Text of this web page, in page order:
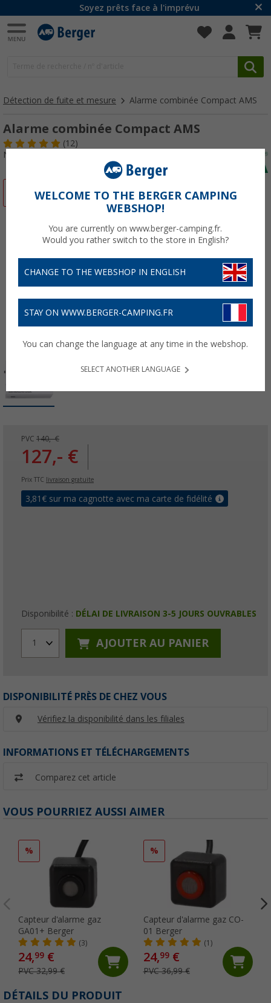
Soyez prêts face à l'imprévu
Détection de fuite et mesure Alarme combinée Compact AMS
Alarme combinée Compact AMS
(12)
N° d'art : 467630
-9%
PVC 140,- €
127,- €
Prix TTC livraison gratuite
3,81 € sur ma cagnotte avec ma carte de fidélité
Disponibilité : DÉLAI DE LIVRAISON 3-5 JOURS OUVRABLES
1 AJOUTER AU PANIER
DISPONIBILITÉ PRÈS DE CHEZ VOUS
Vérifiez la disponibilité dans les filiales
INFORMATIONS ET TÉLÉCHARGEMENTS
Comparez cet article
VOUS POURRIEZ AUSSI AIMER
%
Capteur d'alarme gaz
GA01+ Berger
(3)
24,99 €
PVC 32,99 €
%
Capteur d'alarme gaz CO-
01 Berger
(1)
24,99€
PVC 36,99 €
DÉTAILS DU PRODUIT
WELCOME TO THE BERGER CAMPING
WEBSHOP!
You are currently on www.berger-camping.fr.
Would you rather switch to the store in English?
CHANGE TO THE WEBSHOP IN ENGLISH
STAY ON WWW.BERGER-CAMPING.FR
You can change the language at any time in the webshop.
SELECT ANOTHER LANGUAGE